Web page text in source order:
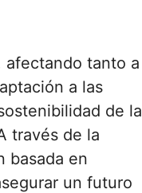
afectando tanto a
a las
de la
través de la
basada en
un futuro